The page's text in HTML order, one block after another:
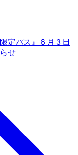
定パス』６月３日
せ